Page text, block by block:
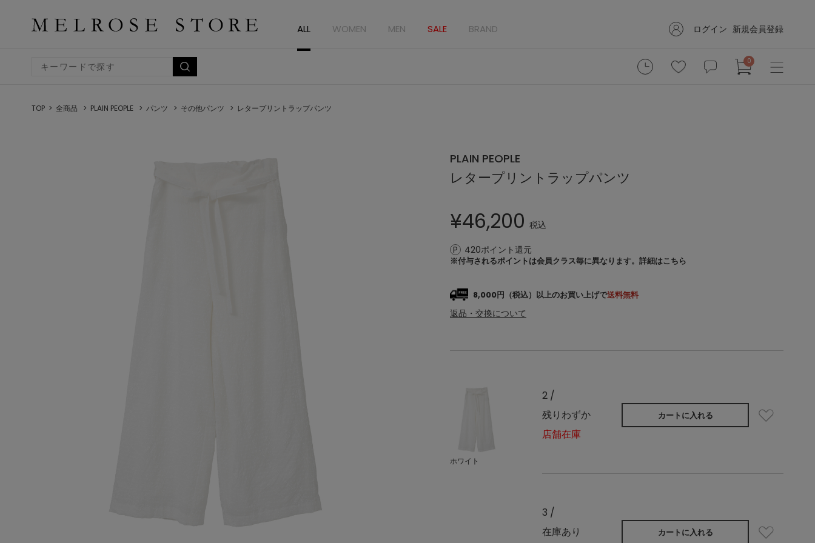
ALL WOMEN MEN SALE BRAND ログイン 新規会員登録
0
TOP 全商品 PLAIN PEOPLE パンツ その他パンツ レタープリントラップパンツ
PLAIN PEOPLE
レタープリントラップパンツ
¥46,200 税込
420ポイント還元
※付与されるポイントは会員クラス毎に異なります。 詳細はこちら
8,000円（税込）以上のお買い上げで送料無料
返品・交換について
ホワイト
2 /
残りわずか
店舗在庫
カートに入れる
3 /
在庫あり
カートに入れる